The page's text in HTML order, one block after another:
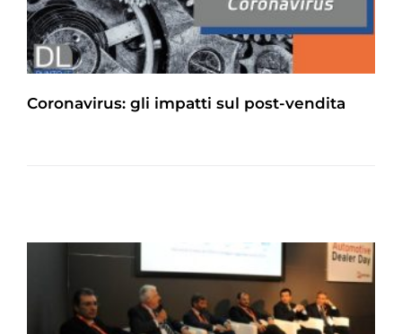
Coronavirus: gli impatti sul post-vendita